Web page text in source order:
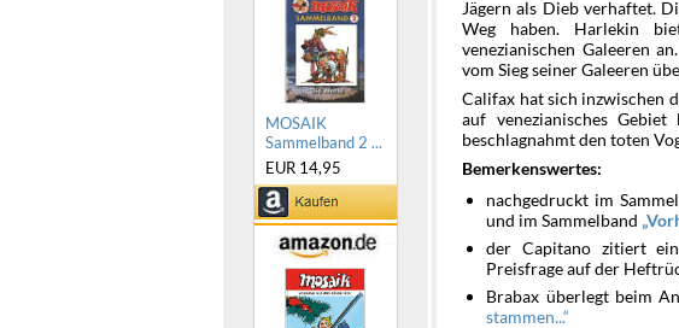
MOSAIK
Sammelband 2 ...
EUR 14,95
Jägern als Dieb verhaftet.
Weg haben. Harlekin
venezianischen Galeeren
vom Sieg seiner Galeeren
Califax hat sich inzwischen
auf venezianisches
beschlagnahmt den toten
Bemerkenswertes:
nachgedruckt im
und im Sammelband
der Capitano zitiert
Preisfrage auf der
Brabax überlegt beim
stammen...